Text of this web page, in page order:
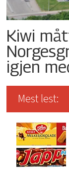
Kiwi
igjen
Mest lest: